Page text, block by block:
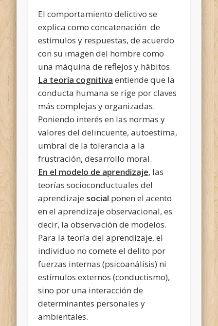
El comportamiento delictivo se
explica como concatenación de
estímulos y respuestas, de acuerdo
con su imagen del hombre como
una máquina de reflejos y hábitos.
La teoría cognitiva entiende que la
conducta humana se rige por claves
más complejas y organizadas.
Poniendo interés en las normas y
valores del delincuente, autoestima,
umbral de la tolerancia a la
frustración, desarrollo moral.
En el modelo de aprendizaje, las
teorías socioconductuales del
aprendizaje social ponen el acento
en el aprendizaje observacional, es
decir, la observación de modelos.
Para la teoría del aprendizaje, el
individuo no comete el delito por
fuerzas internas (psicoanálisis) ni
estímulos externos (conductismo),
sino por una interacción de
determinantes personales y
ambientales.